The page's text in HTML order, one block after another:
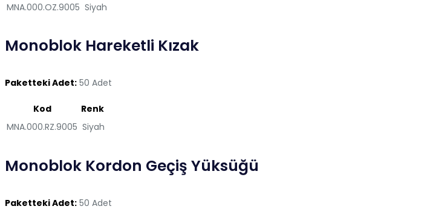
MNA.000.OZ.9005 Siyah
Monoblok Hareketli Kızak
Paketteki Adet: 50 Adet
Kod
Renk
MNA.000.RZ.9005 Siyah
Monoblok Kordon Geçiş Yüksüğü
Paketteki Adet: 50 Adet